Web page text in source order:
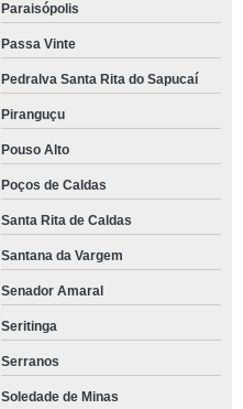
Paraisópolis
Passa Vinte
Pedralva Santa Rita do Sapucaí
Piranguçu
Pouso Alto
Poços de Caldas
Santa Rita de Caldas
Santana da Vargem
Senador Amaral
Seritinga
Serranos
Soledade de Minas